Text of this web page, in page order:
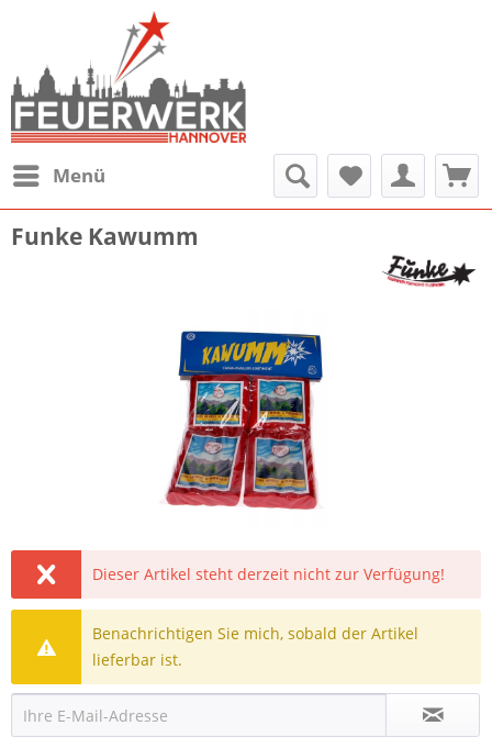
Menü
Funke Kawumm
Dieser Artikel steht derzeit nicht zur Verfügung!
Benachrichtigen Sie mich, sobald der Artikel
lieferbar ist.